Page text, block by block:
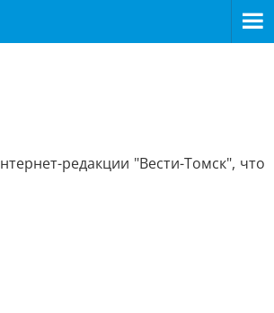
редакции "Вести-Томск", что